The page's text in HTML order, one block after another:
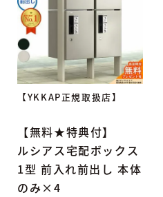
【YKKAP正規取扱店】
【無料★特典付】
ルシアス宅配ボックス
1型 前入れ前出し 本体
のみ×4